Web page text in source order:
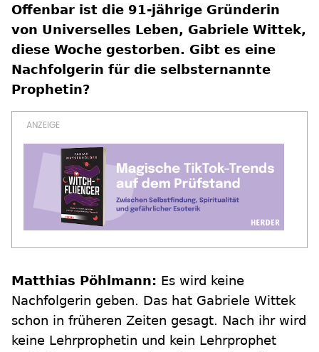
Offenbar ist die 91-jährige Gründerin
von Universelles Leben, Gabriele Wittek,
diese Woche gestorben. Gibt es eine
Nachfolgerin für die selbsternannte
Prophetin?
Matthias Pöhlmann: Es wird keine
Nachfolgerin geben. Das hat Gabriele Wittek
schon in früheren Zeiten gesagt. Nach ihr wird
keine Lehrprophetin und kein Lehrprophet